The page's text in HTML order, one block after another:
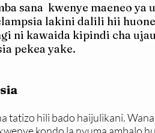
sana kwenye maeneo ya
lakini dalili hii
ni kawaida kipindi cha
pekea yake.
tatizo hili bado haijulikani.